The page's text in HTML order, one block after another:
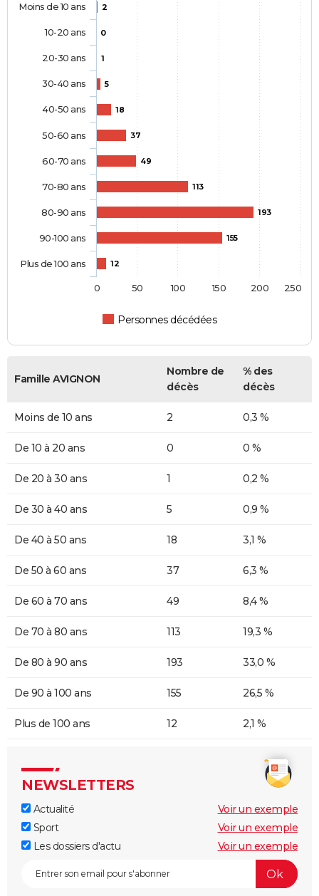
2
0
1
5
18
37
49
113
193
155
12
Personnes décédées
Moins de 10 ans
10-20 ans
20-30 ans
30-40 ans
40-50 ans
50-60 ans
60-70 ans
70-80 ans
80-90 ans
90-100 ans
Plus de 100 ans
0 50 100 150 200 250
Famille AVIGNON
Nombre de
décès
% des
décès
Moins de 10 ans 2 0,3 %
De 10 à 20 ans 0 0 %
De 20 à 30 ans 1 0,2 %
De 30 à 40 ans 5 0,9 %
De 40 à 50 ans 18 3,1 %
De 50 à 60 ans 37 6,3 %
De 60 à 70 ans 49 8,4 %
De 70 à 80 ans 113 19,3 %
De 80 à 90 ans 193 33,0 %
De 90 à 100 ans 155 26,5 %
Plus de 100 ans 12 2,1 %
NEWSLETTERS
Actualité
Voir un exemple
Sport
Voir un exemple
Les dossiers d'actu
Voir un exemple